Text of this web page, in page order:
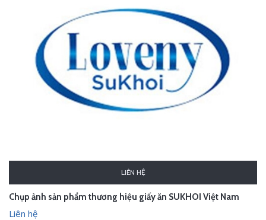
LIÊN HỆ
Chụp ảnh sản phẩm thương hiệu giấy ăn SUKHOI Việt Nam
Liên hệ